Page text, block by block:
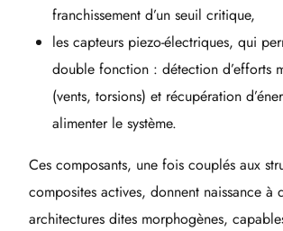
franchissement d’un seuil critique,
les capteurs piezo-électriques, qui
double fonction : détection d’efforts
(vents, torsions) et récupération
alimenter le système.
Ces composants, une fois couplés aux
composites actives, donnent naissance à
architectures dites morphogènes,